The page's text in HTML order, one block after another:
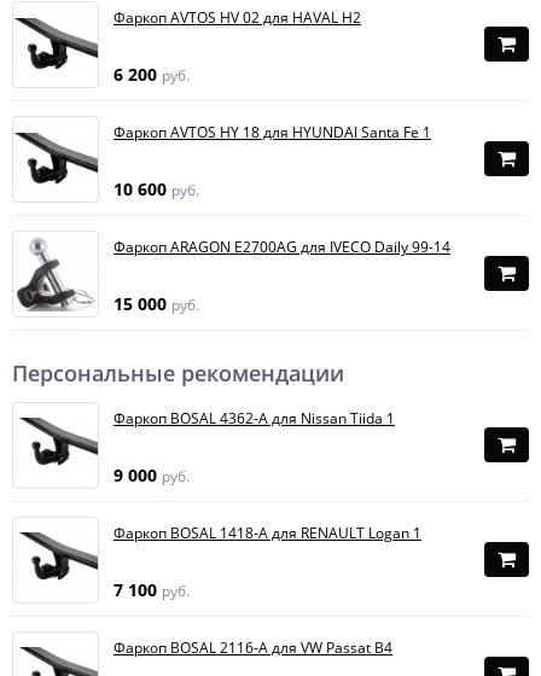
Фаркоп AVTOS HV 02 для HAVAL H2
6 200 руб.
Фаркоп AVTOS HY 18 для HYUNDAI Santa Fe 1
10 600 руб.
Фаркоп ARAGON E2700AG для IVECO Daily 99-14
15 000 руб.
Персональные рекомендации
Фаркоп BOSAL 4362-A для Nissan Tiida 1
9 000 руб.
Фаркоп BOSAL 1418-A для RENAULT Logan 1
7 100 руб.
Фаркоп BOSAL 2116-A для VW Passat B4